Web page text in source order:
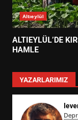
Altıeylül
ALTIEYLÜL’DE
HAMLE
YAZARLARIMIZ